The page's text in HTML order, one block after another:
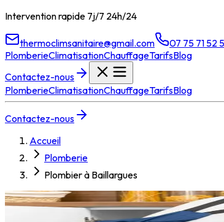
Intervention rapide 7j/7 24h/24
thermoclimsanitaire@gmail.com
07 75 71 52
PlomberieClimatisationChauffageTarifsBlog
Contactez-nous
PlomberieClimatisationChauffageTarifsBlog
Contactez-nous
Accueil
Plomberie
Plombier à Baillargues